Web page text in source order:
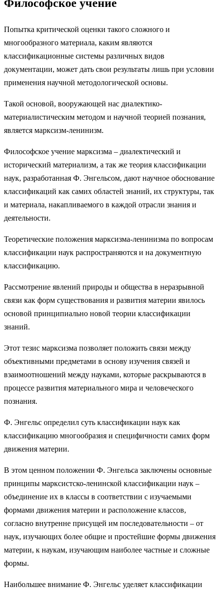
Философское учение
Попытка критической оценки такого сложного и
многообразного материала, каким являются
классификационные системы различных видов
документации, может дать свои результаты лишь при условии
применения научной методологической основы.
Такой основой, вооружающей нас диалектико-
материалистическим методом и научной теорией познания,
является марксизм-ленинизм.
Философское учение марксизма – диалектический и
исторический материализм, а так же теория классификации
наук, разработанная Ф. Энгельсом, дают научное обоснование
классификаций как самих областей знаний, их структуры, так
и материала, накапливаемого в каждой отрасли знания и
деятельности.
Теоретические положения марксизма-ленинизма по вопросам
классификации наук распространяются и на документную
классификацию.
Рассмотрение явлений природы и общества в неразрывной
связи как форм существования и развития материи явилось
основой принципиально новой теории классификации
знаний.
Этот тезис марксизма позволяет положить связи между
объективными предметами в основу изучения связей и
взаимоотношений между науками, которые раскрываются в
процессе развития материального мира и человеческого
познания.
Ф. Энгельс определил суть классификации наук как
классификацию многообразия и специфичности самих форм
движения материи.
В этом ценном положении Ф. Энгельса заключены основные
принципы марксистско-ленинской классификации наук –
объединение их в классы в соответствии с изучаемыми
формами движения материи и расположение классов,
согласно внутренне присущей им последовательности – от
наук, изучающих более общие и простейшие формы движения
материи, к наукам, изучающим наиболее частные и сложные
формы.
Наибольшее внимание Ф. Энгельс уделяет классификации